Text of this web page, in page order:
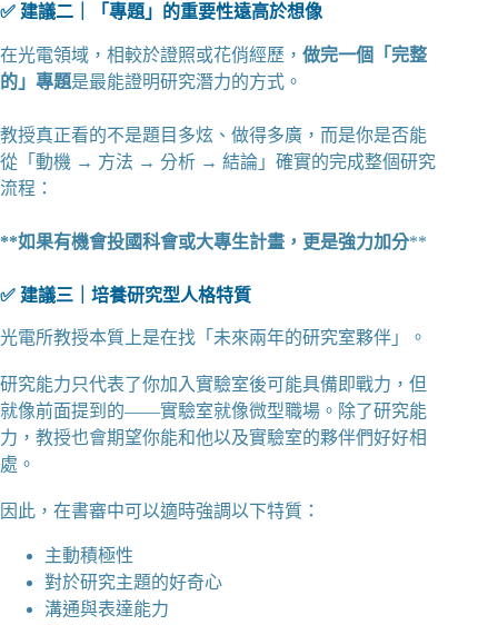
✅ 建議二｜「專題」的重要性遠高於想像
在光電領域，相較於證照或花俏經歷， 做完一個「完整
的」專題是最能證明研究潛力的方式。
教授真正看的不是題目多炫、做得多廣，而是你是否能
從「動機 → 方法 → 分析 → 結論」確實的完成整個研究
流程：
**如果有機會投國科會或大專生計畫，更是強力加分**
✅ 建議三｜培養研究型人格特質
光電所教授本質上是在找「未來兩年的研究室夥伴」。
研究能力只代表了你加入實驗室後可能具備即戰力，但
就像前面提到的——實驗室就像微型職場。除了研究能
力，教授也會期望你能和他以及實驗室的夥伴們好好相
處。
因此，在書審中可以適時強調以下特質：
主動積極性
對於研究主題的好奇心
溝通與表達能力